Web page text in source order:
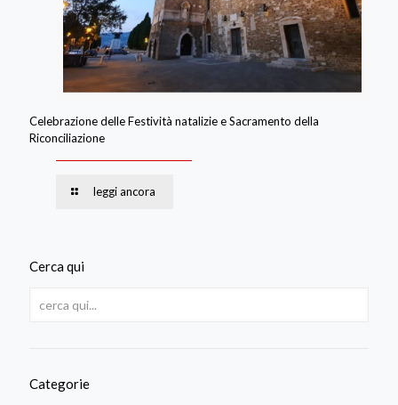
Celebrazione delle Festività natalizie e Sacramento della
Riconciliazione
leggi ancora
Cerca qui
Categorie